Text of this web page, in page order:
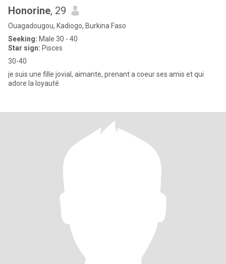
Honorine, 29
Ouagadougou, Kadiogo, Burkina Faso
Seeking: Male 30 - 40
Star sign: Pisces
30-40
je suis une fille jovial, aimante, prenant a coeur ses amis et qui
adore la loyauté